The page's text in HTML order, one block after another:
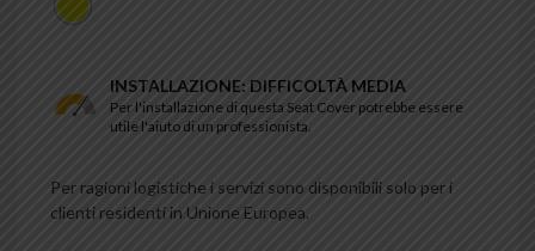
INSTALLAZIONE: DIFFICOLTÀ MEDIA
Per l'installazione di questa Seat Cover potrebbe essere
utile l'aiuto di un professionista.
Per ragioni logistiche i servizi sono disponibili solo per i
clienti residenti in Unione Europea.